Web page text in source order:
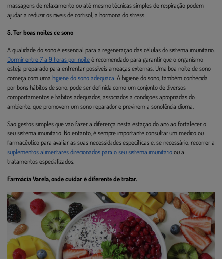
massagens de relaxamento ou até mesmo técnicas simples de respiração podem
ajudar a reduzir os níveis de cortisol, a hormona do stress.
5. Ter boas noites de sono
A qualidade do sono é essencial para a regeneração das células do sistema imunitário.
Dormir entre 7 a 9 horas por noiteé recomendado para garantir que o organismo
esteja preparado para enfrentar possíveis ameaças externas. Uma boa noite de sono
começa com uma higiene do sono adequada . A higiene do sono, também conhecida
por bons hábitos de sono, pode ser definida como um conjunto de diversos
comportamentos e hábitos adequados, associados a condições apropriadas do
ambiente, que promovem um sono reparador e previnem a sonolência diurna.
São gestos simples que vão fazer a diferença nesta estação do ano ao fortalecer o
seu sistema imunitário. No entanto, é sempre importante consultar um médico ou
farmacêutico para avaliar as suas necessidades específicas e, se necessário, recorrer a
suplementos alimentares direcionados para o seu sistema imunitárioou a
tratamentos especializados.
Farmácia Varela, onde cuidar é diferente de tratar.